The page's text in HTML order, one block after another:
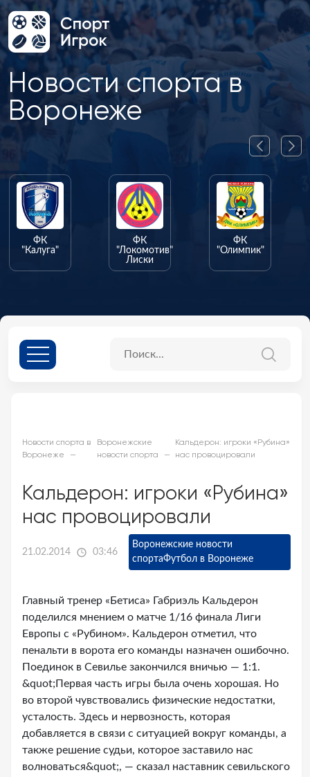
Новости спорта в
Воронеже
ФК
"Калуга"
ФК
"Локомотив"
Лиски
ФК
"Олимпик"
Новости спорта в
Воронеже
Воронежские
новости спорта
Кальдерон: игроки «Рубина»
нас провоцировали
Кальдерон: игроки «Рубина»
нас провоцировали
21.02.2014 03:46
Воронежские новости
спортаФутбол в Воронеже
Главный тренер «Бетиса» Габриэль Кальдерон
поделился мнением о матче 1/16 финала Лиги
Европы с «Рубином». Кальдерон отметил, что
пенальти в ворота его команды назначен ошибочно.
Поединок в Севилье закончился вничью — 1:1.
&quot;Первая часть игры была очень хорошая. Но
во второй чувствовались физические недостатки,
усталость. Здесь и нервозность, которая
добавляется в связи с ситуацией вокруг команды, а
также решение судьи, которое заставило нас
волноваться&quot;, — сказал наставник севильского